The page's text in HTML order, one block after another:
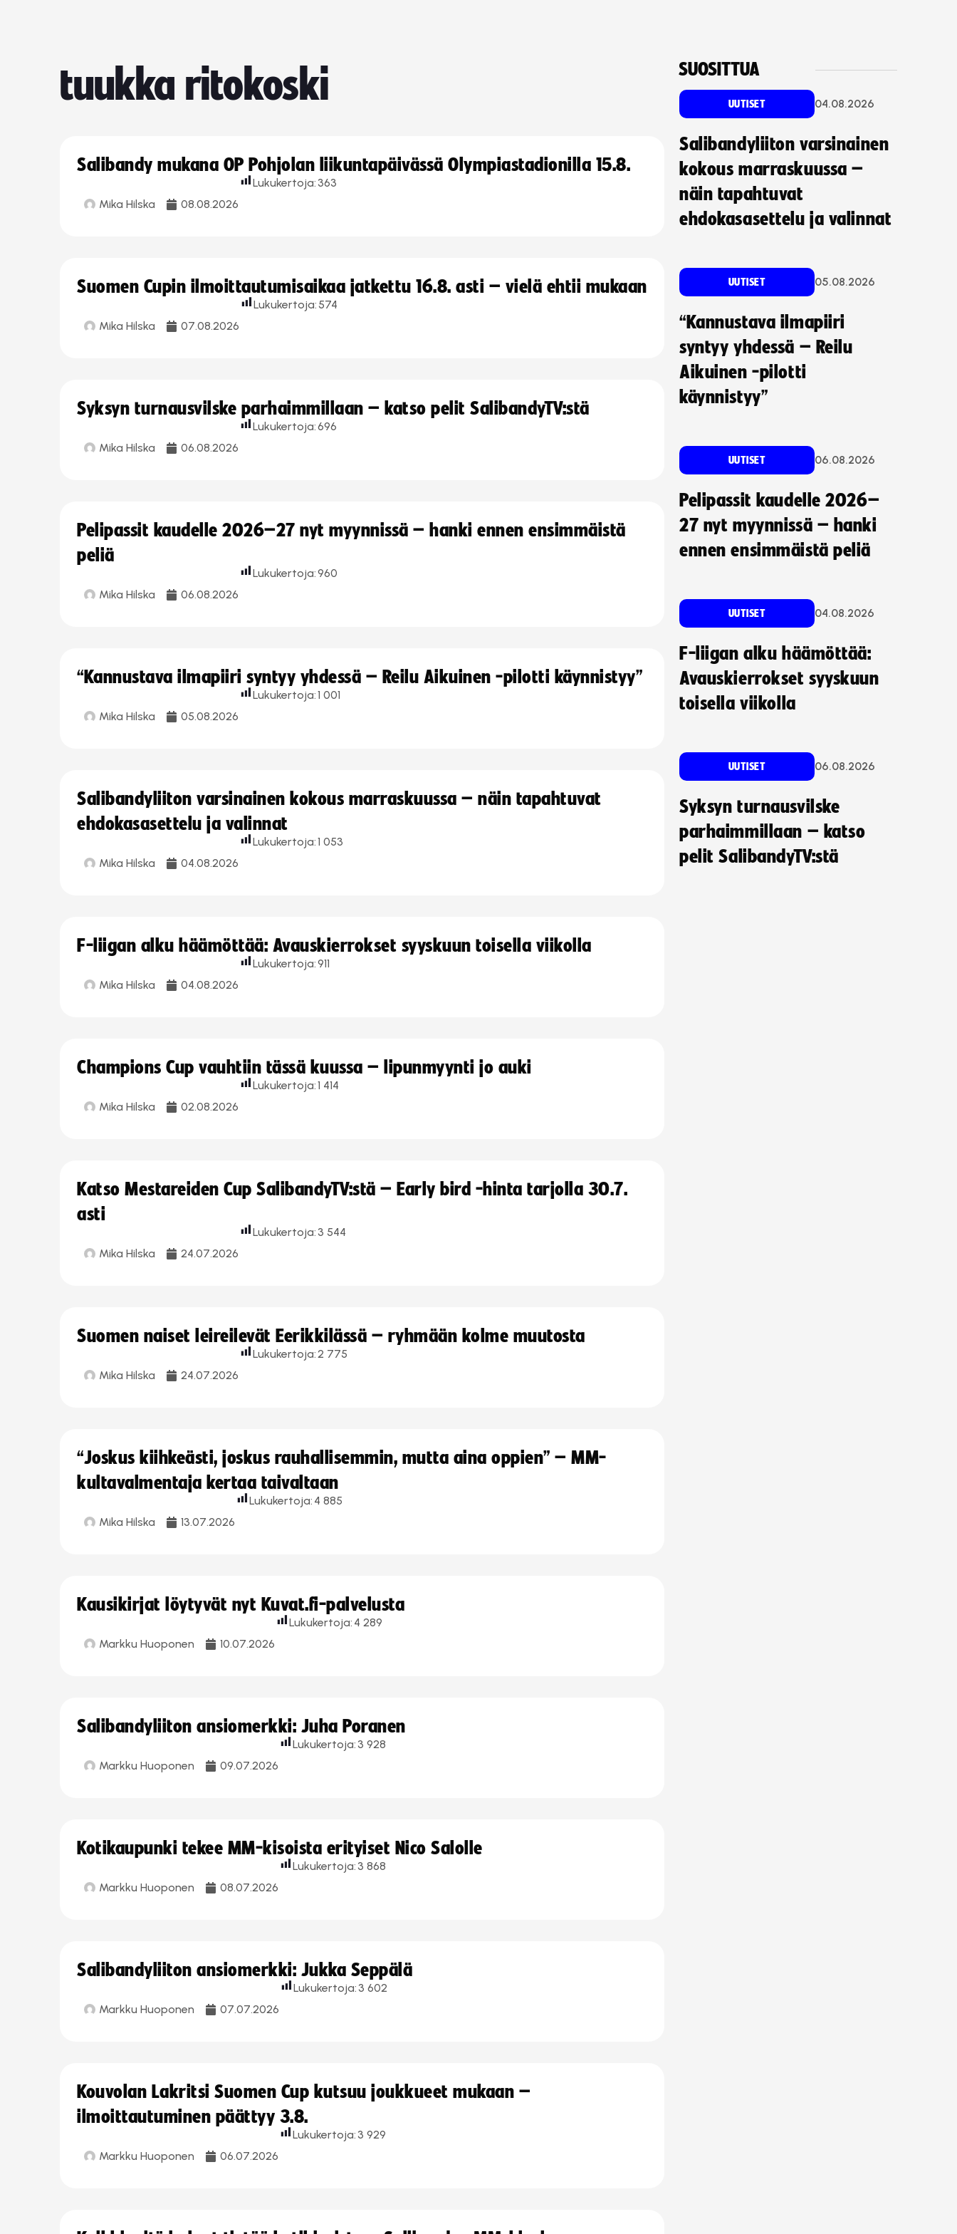
tuukka ritokoski
Salibandy mukana OP Pohjolan liikuntapäivässä Olympiastadionilla 15.8.
Mika Hilska 08.08.2026
Lukukertoja: 363
Suomen Cupin ilmoittautumisaikaa jatkettu 16.8. asti – vielä ehtii mukaan
Mika Hilska 07.08.2026
Lukukertoja: 574
Syksyn turnausvilske parhaimmillaan – katso pelit SalibandyTV:stä
Mika Hilska 06.08.2026
Lukukertoja:696
Pelipassit kaudelle 2026–27 nyt myynnissä – hanki ennen ensimmäistä
peliä
Mika Hilska 06.08.2026
Lukukertoja:960
“Kannustava ilmapiiri syntyy yhdessä – Reilu Aikuinen -pilotti käynnistyy”
Mika Hilska 05.08.2026
Lukukertoja:1 001
Salibandyliiton varsinainen kokous marraskuussa – näin tapahtuvat
ehdokasasettelu ja valinnat
Mika Hilska 04.08.2026
Lukukertoja:1 053
F-liigan alku häämöttää: Avauskierrokset syyskuun toisella viikolla
Mika Hilska 04.08.2026
Lukukertoja:911
Champions Cup vauhtiin tässä kuussa – lipunmyynti jo auki
Mika Hilska 02.08.2026
Lukukertoja:1 414
Katso Mestareiden Cup SalibandyTV:stä – Early bird -hinta tarjolla 30.7.
asti
Mika Hilska 24.07.2026
Lukukertoja: 3 544
Suomen naiset leireilevät Eerikkilässä – ryhmään kolme muutosta
Mika Hilska 24.07.2026
Lukukertoja:2 775
“Joskus kiihkeästi, joskus rauhallisemmin, mutta aina oppien” – MM-
kultavalmentaja kertaa taivaltaan
Mika Hilska 13.07.2026
Lukukertoja: 4 885
Kausikirjat löytyvät nyt Kuvat.fi-palvelusta
Markku Huoponen 10.07.2026
Lukukertoja: 4 289
Salibandyliiton ansiomerkki: Juha Poranen
Markku Huoponen 09.07.2026
Lukukertoja: 3 928
Kotikaupunki tekee MM-kisoista erityiset Nico Salolle
Markku Huoponen 08.07.2026
Lukukertoja: 3 868
Salibandyliiton ansiomerkki: Jukka Seppälä
Markku Huoponen 07.07.2026
Lukukertoja: 3 602
Kouvolan Lakritsi Suomen Cup kutsuu joukkueet mukaan –
ilmoittautuminen päättyy 3.8.
Markku Huoponen 06.07.2026
Lukukertoja: 3 929
SUOSITTUA
UUTISET 04.08.2026
Salibandyliiton varsinainen
kokous marraskuussa –
näin tapahtuvat
ehdokasasettelu ja valinnat
UUTISET 05.08.2026
“Kannustava ilmapiiri
syntyy yhdessä – Reilu
Aikuinen -pilotti
käynnistyy”
UUTISET 06.08.2026
Pelipassit kaudelle 2026–
27 nyt myynnissä – hanki
ennen ensimmäistä peliä
UUTISET 04.08.2026
F-liigan alku häämöttää:
Avauskierrokset syyskuun
toisella viikolla
UUTISET 06.08.2026
Syksyn turnausvilske
parhaimmillaan – katso
pelit SalibandyTV:stä